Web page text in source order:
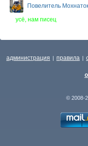
Повелитель
усё, нам писец
администрация | правила |
© 2008-